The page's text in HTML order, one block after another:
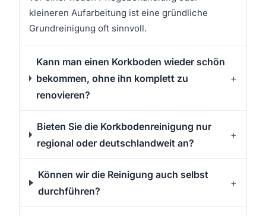
kleineren Aufarbeitung ist eine gründliche
Grundreinigung oft sinnvoll.
Kann man einen Korkboden wieder schön
bekommen, ohne ihn komplett zu
renovieren?
+
Bieten Sie die Korkbodenreinigung nur
regional oder deutschlandweit an?
+
Können wir die Reinigung auch selbst
durchführen?
+